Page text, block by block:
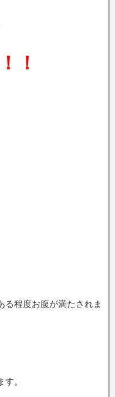
！
る程度お腹が満たされま
。